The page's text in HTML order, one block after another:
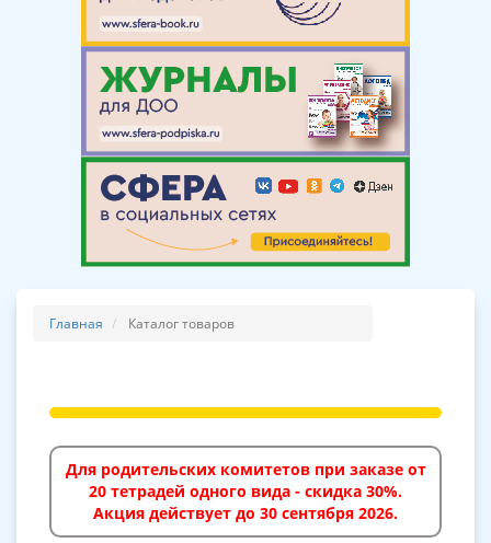
Главная Каталог товаров
Для родительских комитетов при заказе от
20 тетрадей одного вида - скидка 30%.
Акция действует до 30 сентября 2026.